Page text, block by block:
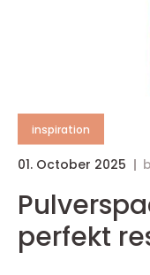
inspiration
01. October 2025
perfekt